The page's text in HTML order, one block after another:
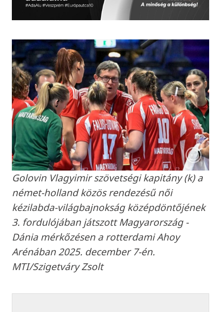
Golovin Vlagyimir szövetségi kapitány (k) a
német-holland közös rendezésű női
kézilabda-világbajnokság középdöntőjének
3. fordulójában játszott Magyarország -
Dánia mérkőzésen a rotterdami Ahoy
Arénában 2025. december 7-én.
MTI/Szigetváry Zsolt